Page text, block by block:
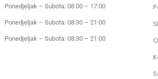
Ponedjeljak – Subota: 08:00 – 17:00
Ponedjeljak – Subota: 08:30 – 21:00
Ponedjeljak – Subota: 08:30 – 21:00